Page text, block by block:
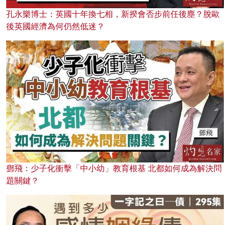
孔永樂博士：英國十年換七相，新揆會否步前任後塵？脫歐
後英國經濟為何仍然低迷？
鄧飛：少子化衝擊「中小幼」教育根基 北都如何成為解決問
題關鍵？